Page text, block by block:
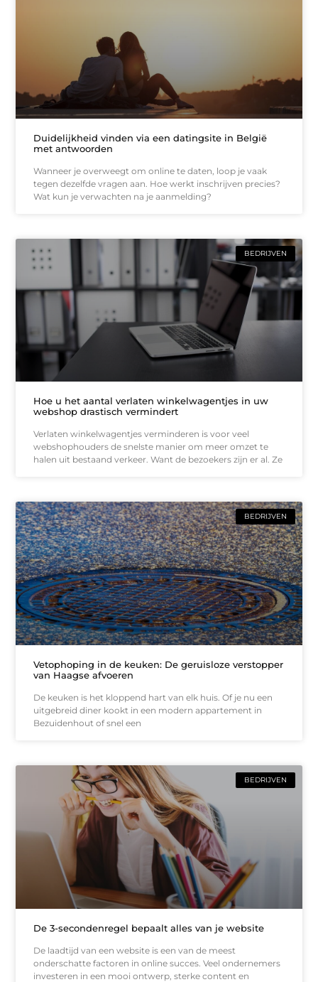
Duidelijkheid vinden via een datingsite in België
met antwoorden
Wanneer je overweegt om online te daten, loop je vaak
tegen dezelfde vragen aan. Hoe werkt inschrijven precies?
Wat kun je verwachten na je aanmelding?
BEDRIJVEN
Hoe u het aantal verlaten winkelwagentjes in uw
webshop drastisch vermindert
Verlaten winkelwagentjes verminderen is voor veel
webshophouders de snelste manier om meer omzet te
halen uit bestaand verkeer. Want de bezoekers zijn er al. Ze
BEDRIJVEN
Vetophoping in de keuken: De geruisloze verstopper
van Haagse afvoeren
De keuken is het kloppend hart van elk huis. Of je nu een
uitgebreid diner kookt in een modern appartement in
Bezuidenhout of snel een
BEDRIJVEN
De 3-secondenregel bepaalt alles van je website
De laadtijd van een website is een van de meest
onderschatte factoren in online succes. Veel ondernemers
investeren in een mooi ontwerp, sterke content en